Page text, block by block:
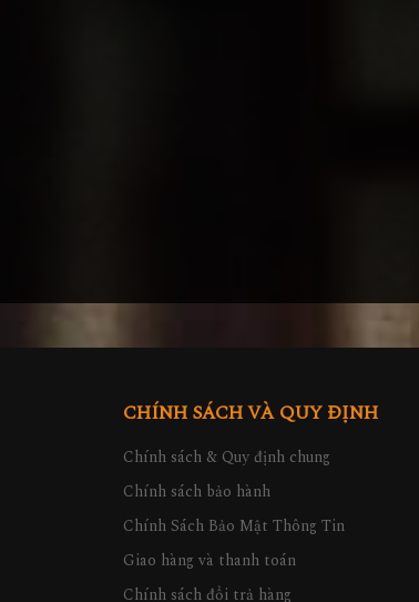
CHÍNH SÁCH VÀ QUY ĐỊNH
Chính sách & Quy định chung
Chính sách bảo hành
Chính Sách Bảo Mật Thông Tin
Giao hàng và thanh toán
Chính sách đổi trả hàng